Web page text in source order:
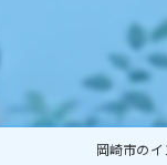
代表挨拶
岡崎市の